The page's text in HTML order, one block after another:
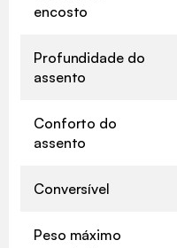
encosto
Profundidade do
assento
Conforto do
assento
Conversível
Peso máximo